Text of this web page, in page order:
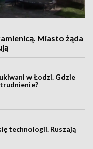
Miasto żąda
w Łodzi. Gdzie
technologii. Ruszają